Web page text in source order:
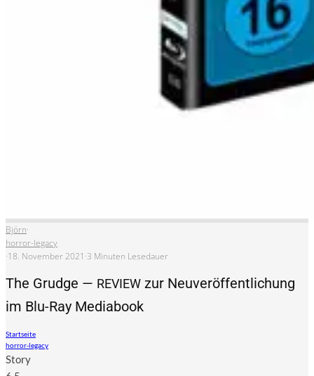
Björn·
horror-legacy
·18. November 2021 ·3 Minuten Lesedauer
The Grudge — REVIEW zur Neuveröffentlichung
im Blu-Ray Mediabook
Startseite
horror-legacy
Sto­ry